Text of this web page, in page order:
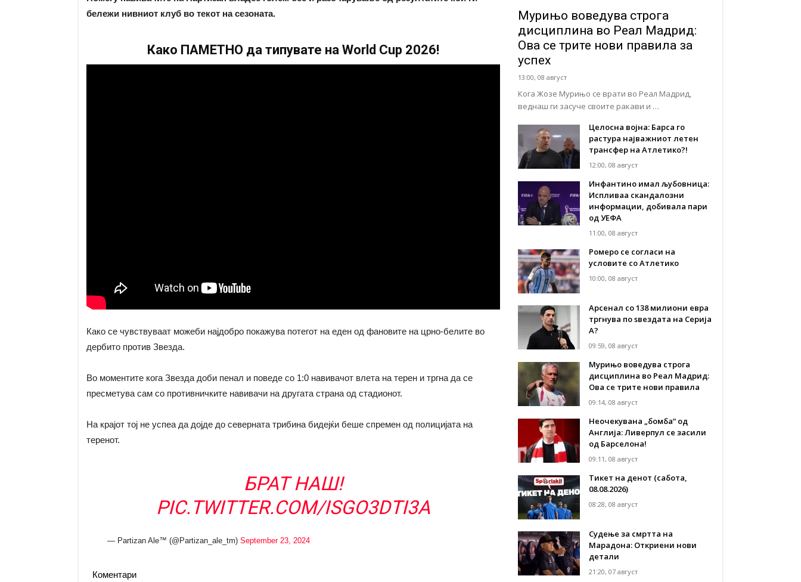
бележи нивниот клуб во текот на сезоната.
Како ПАМЕТНО да типувате на World Cup 2026!
Како се чувствуваат можеби најдобро покажува потегот на еден од фановите на црно-белите во
дербито против Звезда.
Во моментите кога Звезда доби пенал и поведе со 1:0 навивачот влета на терен и тргна да се
пресметува сам со противничките навивачи на другата страна од стадионот.
На крајот тој не успеа да дојде до северната трибина бидејќи беше спремен од полицијата на
теренот.
БРАТ НАШ!
PIC.TWITTER.COM/ISGO3DTI3A
— Partizan Ale™ (@Partizan_ale_tm) September 23, 2024
Коментари
Мурињо воведува строга
дисциплина во Реал Мадрид:
Ова се трите нови правила за
успех
13:00, 08 август
Кога Жозе Мурињо се врати во Реал Мадрид,
веднаш ги засуче своите ракави и …
Целосна војна: Барса го
растура најважниот летен
трансфер на Атлетико?!
12:00, 08 август
Инфантино имал љубовница:
Испливаа скандалозни
информации, добивала пари
од УЕФА
11:00, 08 август
Ромеро се согласи на
условите со Атлетико
10:00, 08 август
Арсенал со 138 милиони евра
тргнува по ѕвездата на Серија
А?
09:59, 08 август
Мурињо воведува строга
дисциплина во Реал Мадрид:
Ова се трите нови правила
09:14, 08 август
Неочекувана „бомба“ од
Англија: Ливерпул се засили
од Барселона!
09:11, 08 август
Тикет на денот (сабота,
08.08.2026)
08:28, 08 август
Судење за смртта на
Марадона: Откриени нови
детали
21:20, 07 август